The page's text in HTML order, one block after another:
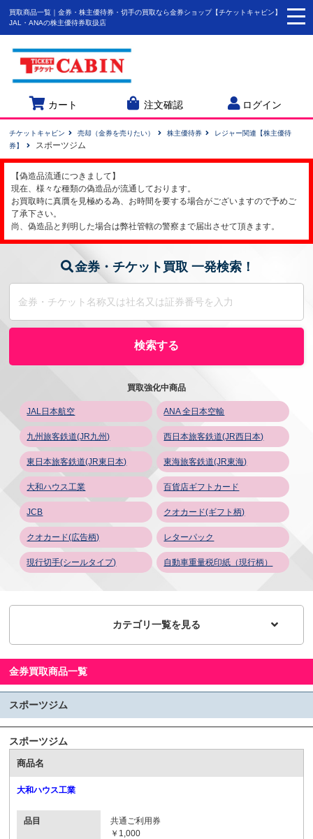
買取商品一覧｜金券・株主優待券・切手の買取なら金券ショップ【チケットキャビン】
JAL・ANAの株主優待券取扱店
カート 注文確認 ログイン
チケットキャビン 売却（金券を売りたい） 株主優待券
レジャー関連【株主優待
券】
スポーツジム
【偽造品流通につきまして】
現在、様々な種類の偽造品が流通しております。
お買取時に真贋を見極める為、お時間を要する場合がございますので予めご
了承下さい。
尚、偽造品と判明した場合は弊社管轄の警察まで届出させて頂きます。
金券・チケット買取 一発検索！
買取強化中商品
JAL日本航空 ANA 全日本空輸
九州旅客鉄道(JR九州) 西日本旅客鉄道(JR西日本)
東日本旅客鉄道(JR東日本) 東海旅客鉄道(JR東海)
大和ハウス工業 百貨店ギフトカード
JCB クオカード(ギフト柄)
クオカード(広告柄) レターパック
現行切手(シールタイプ) 自動車重量税印紙（現行柄）
カテゴリ一覧を見る
金券買取商品一覧
スポーツジム
スポーツジム
商品名
大和ハウス工業
品目
共通ご利用券
￥1,000